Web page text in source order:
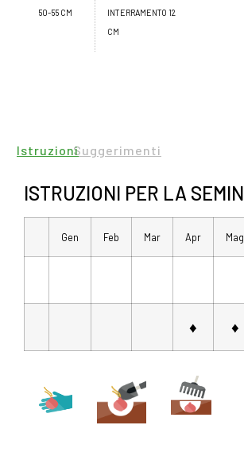
50-55 CM
INTERRAMENTO 12
CM
IstruzioniSuggerimenti
ISTRUZIONI PER LA
Gen Feb Mar Apr Mag
♦ ♦